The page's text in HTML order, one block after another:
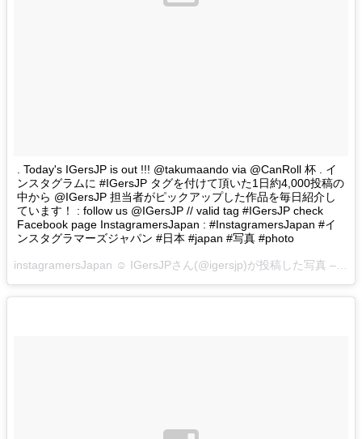
. Today's IGersJP is out !!! @takumaando via @CanRoll 杯 . イ
ンスタグラムに #IGersJP タグを付けて頂いた1日約4,000投稿の
中から @IGersJP 担当者がピックアップした作品を毎日紹介し
ています！ : follow us @IGersJP // valid tag #IGersJP check
Facebook page InstagramersJapan : #InstagramersJapan #イ
ンスタグラマーズジャパン #日本 #japan #写真 #photo